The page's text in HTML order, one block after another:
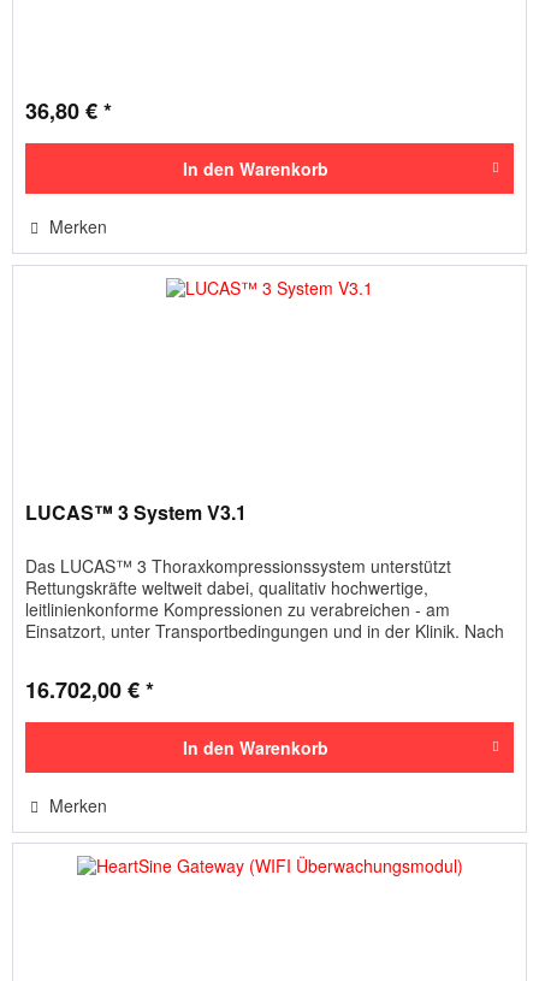
36,80 € *
In den Warenkorb
Merken
LUCAS™ 3 System V3.1
Das LUCAS™ 3 Thoraxkompressionssystem unterstützt
Rettungskräfte weltweit dabei, qualitativ hochwertige,
leitlinienkonforme Kompressionen zu verabreichen - am
Einsatzort, unter Transportbedingungen und in der Klinik. Nach
16.702,00 € *
In den Warenkorb
Merken